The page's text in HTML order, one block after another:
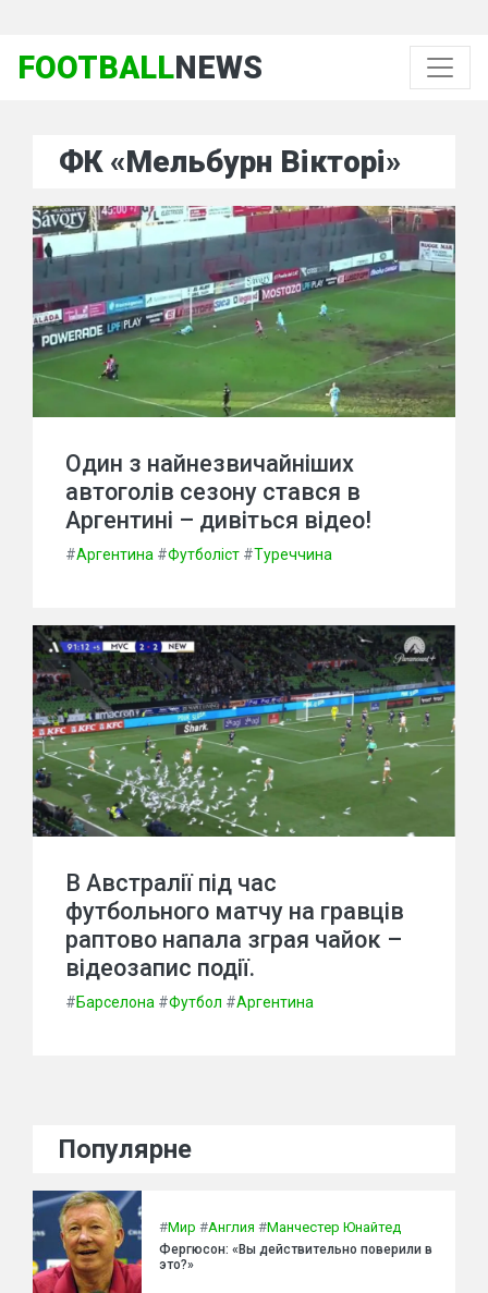
FOOTBALLNEWS
ФК «Мельбурн Вікторі»
Один з найнезвичайніших
автоголів сезону стався в
Аргентині – дивіться відео!
#Аргентина #Футболіст #Туреччина
В Австралії під час
футбольного матчу на гравців
раптово напала зграя чайок –
відеозапис події.
#Барселона #Футбол #Аргентина
Популярне
#Мир #Англия #Манчестер Юнайтед
Фергюсон: «Вы действительно поверили в
это?»